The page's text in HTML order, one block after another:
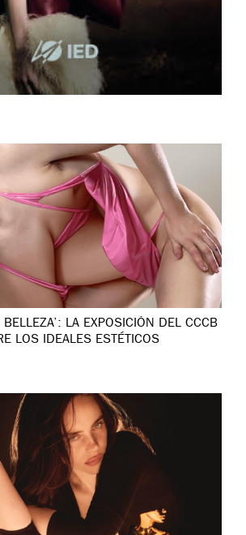
BELLEZA’: LA EXPOSICIÓN DEL CCCB
LOS IDEALES ESTÉTICOS